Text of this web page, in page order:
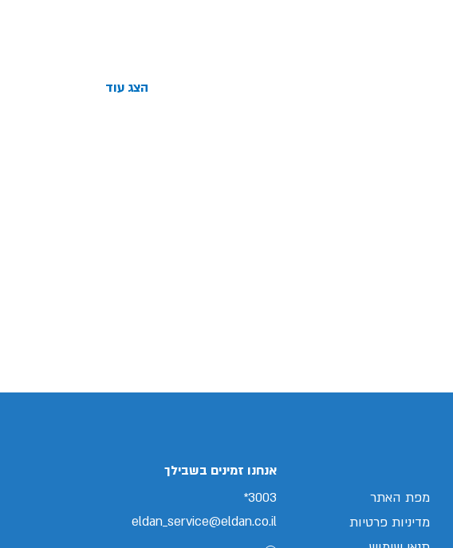
הצג עוד
מפת האתר
מדיניות פרטיות
אנחנו זמינים בשבילך
3003*
eldan_service@eldan.co.il